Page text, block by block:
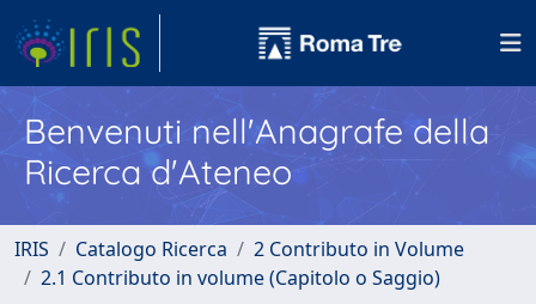
Benvenuti nell'Anagrafe della
Ricerca d'Ateneo
IRIS Catalogo Ricerca
2 Contributo in Volume
2.1 Contributo in volume (Capitolo o Saggio)